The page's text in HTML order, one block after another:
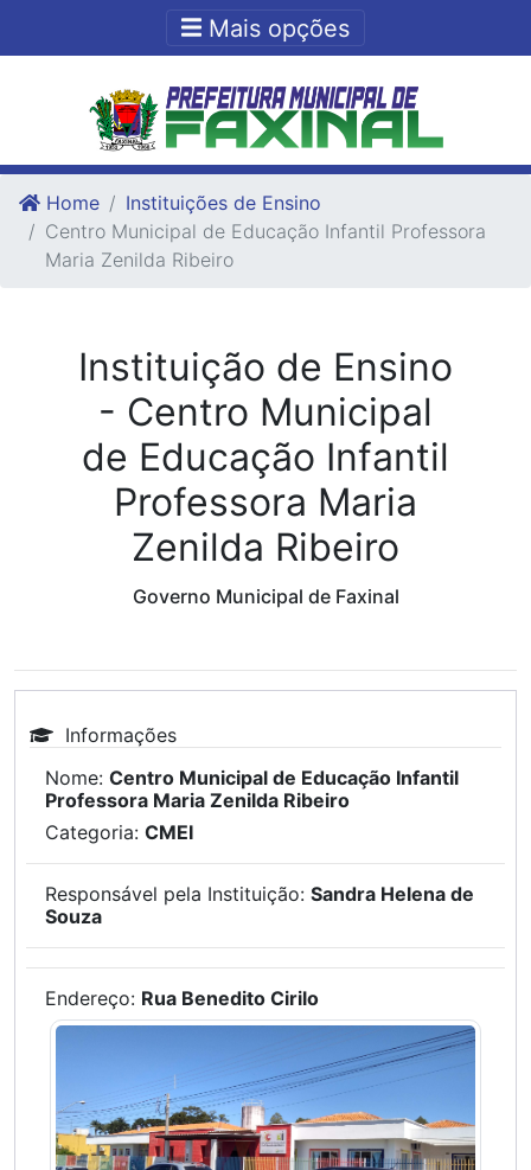
Ir para o fim do conteudo
Mais opções
Home
Instituições de Ensino
Centro Municipal de Educação Infantil Professora
Maria Zenilda Ribeiro
Instituição de Ensino
- Centro Municipal
de Educação Infantil
Professora Maria
Zenilda Ribeiro
Governo Municipal de Faxinal
Informações
Nome: Centro Municipal de Educação Infantil
Professora Maria Zenilda Ribeiro
Categoria: CMEI
Responsável pela Instituição: Sandra Helena de
Souza
Endereço: Rua Benedito Cirilo